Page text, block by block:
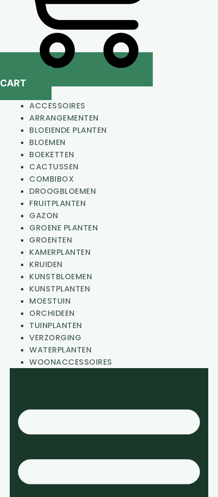
CART
ACCESSOIRES
ARRANGEMENTEN
BLOEIENDE PLANTEN
BLOEMEN
BOEKETTEN
CACTUSSEN
COMBIBOX
DROOGBLOEMEN
FRUITPLANTEN
GAZON
GROENE PLANTEN
GROENTEN
KAMERPLANTEN
KRUIDEN
KUNSTBLOEMEN
KUNSTPLANTEN
MOESTUIN
ORCHIDEEN
TUINPLANTEN
VERZORGING
WATERPLANTEN
WOONACCESSOIRES